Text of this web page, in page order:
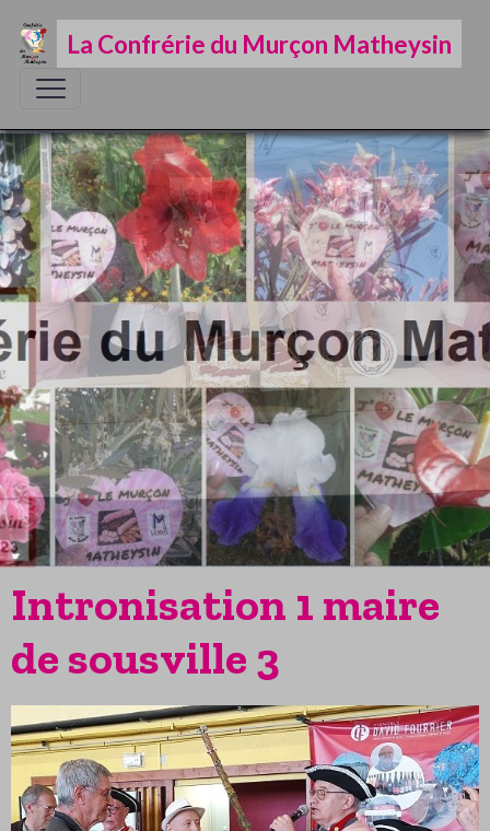
La Confrérie du Murçon Matheysin
Intronisation 1 maire
de sousville 3